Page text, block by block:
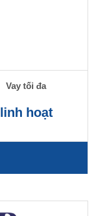
Vay tối đa
linh hoạt